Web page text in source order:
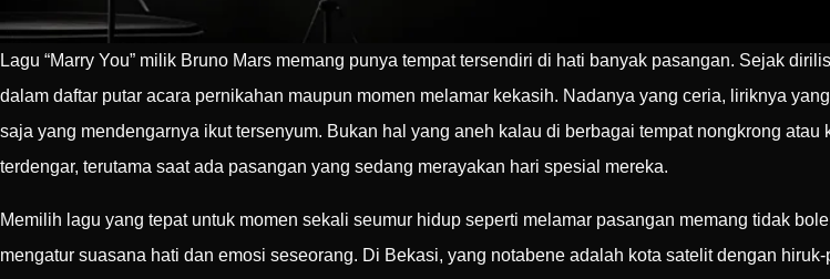
Lagu “Marry You” milik Bruno Mars memang punya tempat tersendiri di hati banyak pasangan. Sejak
dalam daftar putar acara pernikahan maupun momen melamar kekasih. Nadanya yang ceria, liriknya
saja yang mendengarnya ikut tersenyum. Bukan hal yang aneh kalau di berbagai tempat nongkrong
terdengar, terutama saat ada pasangan yang sedang merayakan hari spesial mereka.
Memilih lagu yang tepat untuk momen sekali seumur hidup seperti melamar pasangan memang tidak
mengatur suasana hati dan emosi seseorang. Di Bekasi, yang notabene adalah kota satelit dengan